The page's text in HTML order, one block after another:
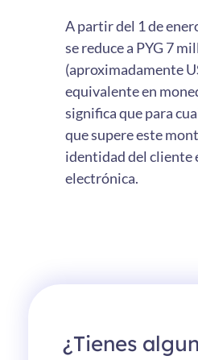
A partir del 1 de
se reduce a PYG 7
(aproximadamente
equivalente en
significa que para
que supere este
identidad del cliente
electrónica.
¿Tienes